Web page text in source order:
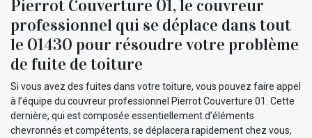
Pierrot Couverture 01, le couvreur
professionnel qui se déplace dans tout
le 01430 pour résoudre votre problème
de fuite de toiture
Si vous avez des fuites dans votre toiture, vous pouvez faire appel
à l’équipe du couvreur professionnel Pierrot Couverture 01. Cette
dernière, qui est composée essentiellement d’éléments
chevronnés et compétents, se déplacera rapidement chez vous,